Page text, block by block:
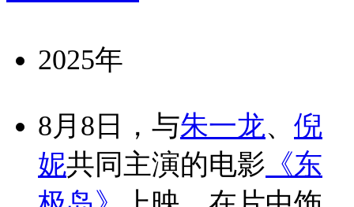
2025年
8月8日，与朱一龙、 倪
妮共同主演的电影 《东